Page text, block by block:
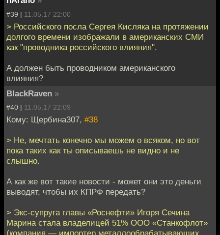
#39 | 11.05.17 22:00
> Российского посла Сергея Кисляка на протяжении
долгого времени изображали в американских СМИ
как "проводника российского влияния".
А должен быть проводником американского
влияния?
BlackRaven »
#40 | 11.05.17 22:09
Кому: Щербина307, #38
> Не, мечтать конечно мы можем о всяком, но вот
пока таких как ты описываешь не видно и не
слышно.
А как же вот такие новости - может они это деньги
выводят, чтобы их КПРФ передать?
> Экс-супруга главы «Роснефти» Игоря Сечина
Марина стала владелицей 51% ООО «Станкофлот»
(компания — импортер металлообрабатывающих